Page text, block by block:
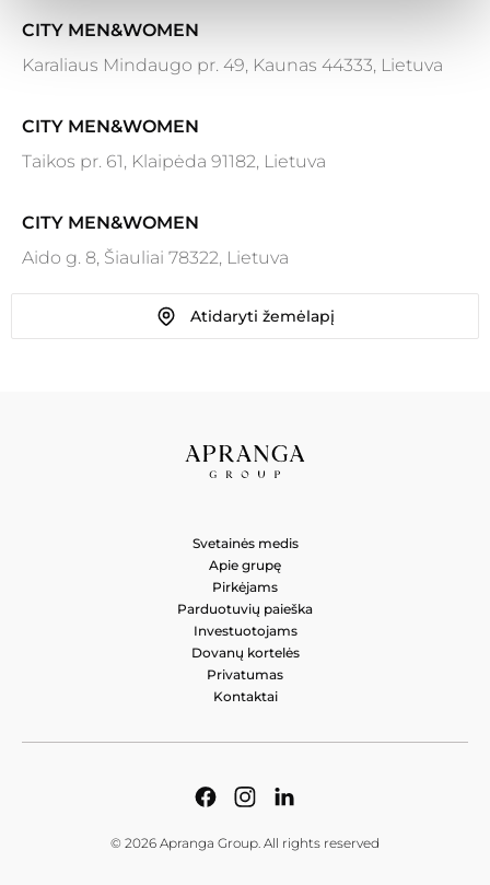
CITY MEN&WOMEN
Karaliaus Mindaugo pr. 49, Kaunas 44333, Lietuva
CITY MEN&WOMEN
Taikos pr. 61, Klaipėda 91182, Lietuva
CITY MEN&WOMEN
Aido g. 8, Šiauliai 78322, Lietuva
CITY MEN&WOMEN
Saltoniškių g. 9, Vilnius 08105, Lietuva
Vakarinė g. 39, Panevėžys 37370, Lietuva
CITY MEN&WOMEN
A. Stulginskio g. 4, Vilnius 01115, Lietuva
Atidaryti žemėlapį
Svetainės medis
Apie grupę
Pirkėjams
Parduotuvių paieška
Investuotojams
Dovanų kortelės
Privatumas
Kontaktai
© 2026 Apranga Group. All rights reserved